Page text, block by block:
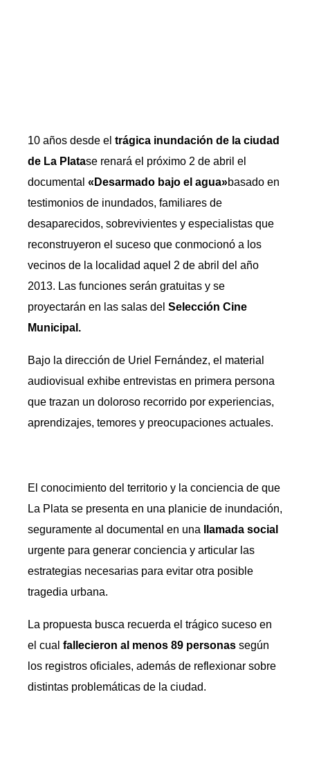
10 años desde el trágica inundación de la ciudad
de La Platase renará el próximo 2 de abril el
documental «Desarmado bajo el agua»basado en
testimonios de inundados, familiares de
desaparecidos, sobrevivientes y especialistas que
reconstruyeron el suceso que conmocionó a los
vecinos de la localidad aquel 2 de abril del año
2013. Las funciones serán gratuitas y se
proyectarán en las salas del Selección Cine
Municipal.
Bajo la dirección de Uriel Fernández, el material
audiovisual exhibe entrevistas en primera persona
que trazan un doloroso recorrido por experiencias,
aprendizajes, temores y preocupaciones actuales.
El conocimiento del territorio y la conciencia de que
La Plata se presenta en una planicie de inundación,
seguramente al documental en una
llamada social
urgente para generar conciencia y articular las
estrategias necesarias para evitar otra posible
tragedia urbana.
La propuesta busca recuerda el trágico suceso en
el cual fallecieron al menos 89 personas según
los registros oficiales, además de reflexionar sobre
distintas problemáticas de la ciudad.